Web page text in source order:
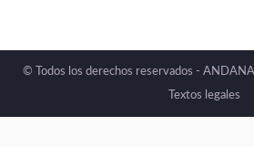
© Todos los derechos reservados -
Textos legales